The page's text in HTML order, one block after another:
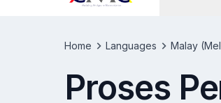
Home Languages Malay
Proses